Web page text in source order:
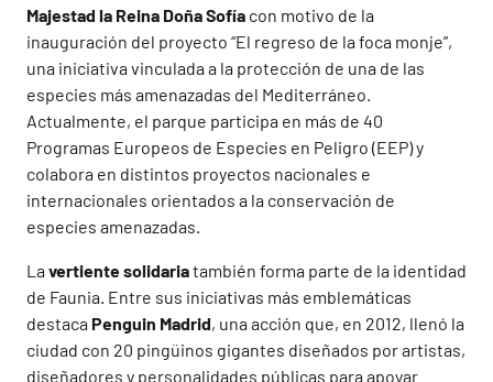
Majestad la Reina Doña Sofía con motivo de la
inauguración del proyecto “El regreso de la foca monje”,
una iniciativa vinculada a la protección de una de las
especies más amenazadas del Mediterráneo.
Actualmente, el parque participa en más de 40
Programas Europeos de Especies en Peligro (EEP) y
colabora en distintos proyectos nacionales e
internacionales orientados a la conservación de
especies amenazadas.
Lavertiente solidariatambién forma parte de la identidad
de Faunia. Entre sus iniciativas más emblemáticas
destacaPenguin Madrid, una acción que, en 2012, llenó la
ciudad con 20 pingüinos gigantes diseñados por artistas,
diseñadores y personalidades públicas para apoyar